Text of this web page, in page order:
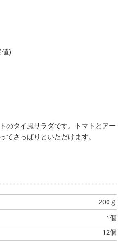
値)
のタイ風サラダです。トマトとアー
てさっぱりといただけます。
200ｇ
1個
12個